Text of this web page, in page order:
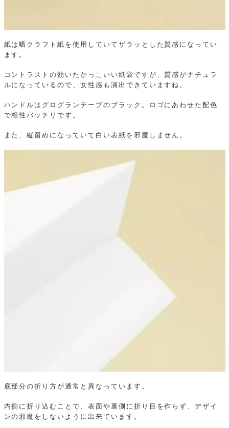
紙は晒クラフト紙を使用していてザラッとした質感になってい
ます。
コントラストの効いたかっこいい紙袋ですが、質感がナチュラ
ルになっているので、女性感も演出できていますね。
ハンドルはグログランテープのブラック。ロゴにあわせた配色
で相性バッチリです。
また、縦留めになっていて白い表紙を邪魔しません。
底部分の折り方が通常と異なっています。
内側に折り込むことで、表面や裏側に折り目を作らず、デザイ
ンの邪魔をしないように出来ています。